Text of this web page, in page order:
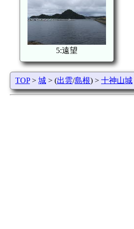
5:遠望
TOP> 城 > (出雲/島根) > 十神山城